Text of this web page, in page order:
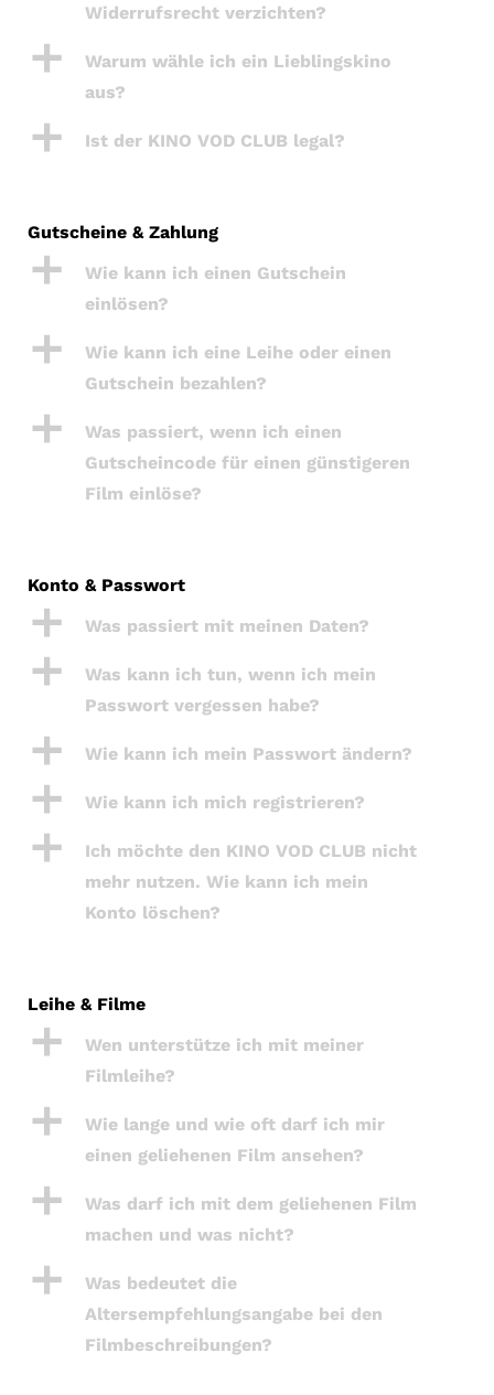
Widerrufsrecht verzichten?
a
Warum wähle ich ein Lieblingskino
aus?
a Ist der KINO VOD CLUB legal?
Gutscheine & Zahlung
a
Wie kann ich einen Gutschein
einlösen?
a
Wie kann ich eine Leihe oder einen
Gutschein bezahlen?
a
Was passiert, wenn ich einen
Gutscheincode für einen günstigeren
Film einlöse?
Konto & Passwort
a Was passiert mit meinen Daten?
a
Was kann ich tun, wenn ich mein
Passwort vergessen habe?
a Wie kann ich mein Passwort ändern?
a Wie kann ich mich registrieren?
a
Ich möchte den KINO VOD CLUB nicht
mehr nutzen. Wie kann ich mein
Konto löschen?
Leihe & Filme
a
Wen unterstütze ich mit meiner
Filmleihe?
a
Wie lange und wie oft darf ich mir
einen geliehenen Film ansehen?
a
Was darf ich mit dem geliehenen Film
machen und was nicht?
a
Was bedeutet die
Altersempfehlungsangabe bei den
Filmbeschreibungen?